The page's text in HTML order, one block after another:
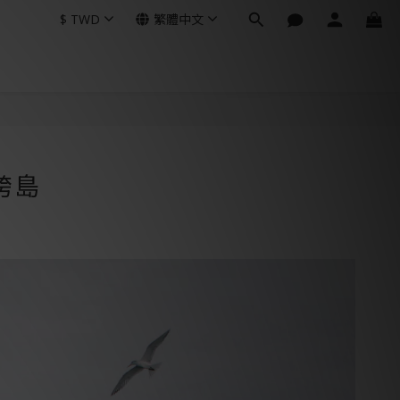
$ TWD 繁體中文
島